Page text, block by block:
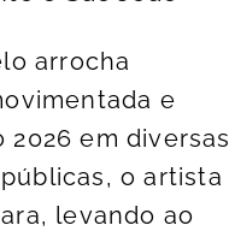
arrocha
e
em diversas
o artista
levando ao